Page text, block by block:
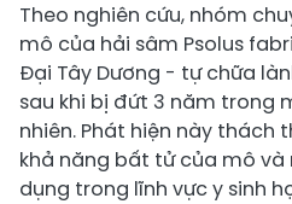
Theo nghiên cứu, nhóm
mô của hải sâm Psolus
Đại Tây Dương - tự chữa
sau khi bị đứt 3 năm trong
nhiên. Phát hiện này thách
khả năng bất tử của mô
dụng trong lĩnh vực y sinh